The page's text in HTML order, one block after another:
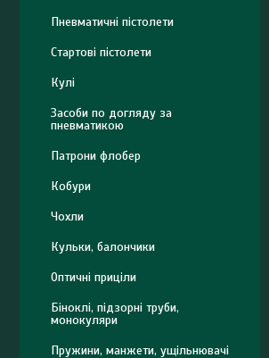
Пневматичні пістолети
Стартові пістолети
Кулі
Засоби по догляду за
пневматикою
Патрони флобер
Кобури
Чохли
Кульки, балончики
Оптичні приціли
Біноклі, підзорні труби,
монокуляри
Пружини, манжети, ущільнювачі